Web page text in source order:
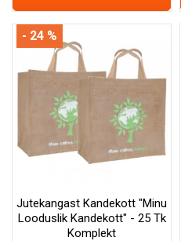
Jutekangast Kandekott "Minu
Looduslik Kandekott" - 25 Tk
Komplekt
- 24 %